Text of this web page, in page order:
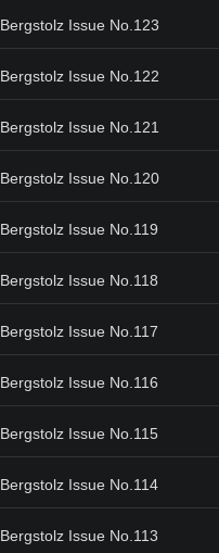
Bergstolz Issue No.123
Bergstolz Issue No.122
Bergstolz Issue No.121
Bergstolz Issue No.120
Bergstolz Issue No.119
Bergstolz Issue No.118
Bergstolz Issue No.117
Bergstolz Issue No.116
Bergstolz Issue No.115
Bergstolz Issue No.114
Bergstolz Issue No.113